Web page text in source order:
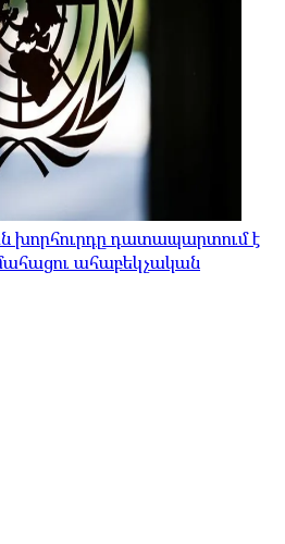
խորհուրդը դատապարտում է
ահաբեկչական